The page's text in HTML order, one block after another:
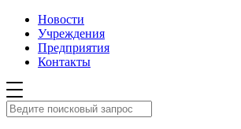
Новости
Учреждения
Предприятия
Контакты